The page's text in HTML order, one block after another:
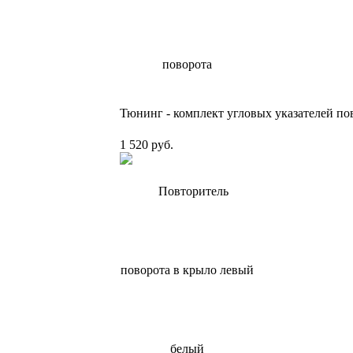
Тюнинг - комплект угловых указателей
1 520 руб.